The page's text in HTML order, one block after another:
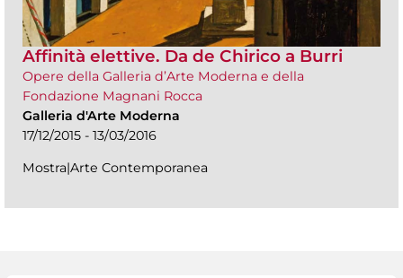
Affinità elettive. Da de Chirico a Burri
Opere della Galleria d’Arte Moderna e della
Fondazione Magnani Rocca
Galleria d'Arte Moderna
17/12/2015 - 13/03/2016
Mostra|Arte Contemporanea